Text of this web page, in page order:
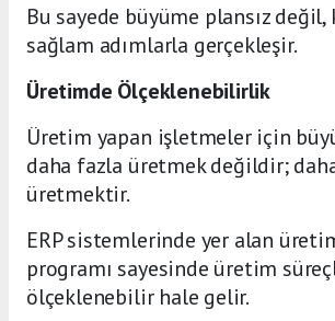
Bu sayede büyüme plansız
sağlam adımlarla gerçekleşir.
Üretimde Ölçeklenebilirlik
Üretim yapan işletmeler için
daha fazla üretmek değildir;
üretmektir.
ERP sistemlerinde yer alan
programı sayesinde üretim
ölçeklenebilir hale gelir.